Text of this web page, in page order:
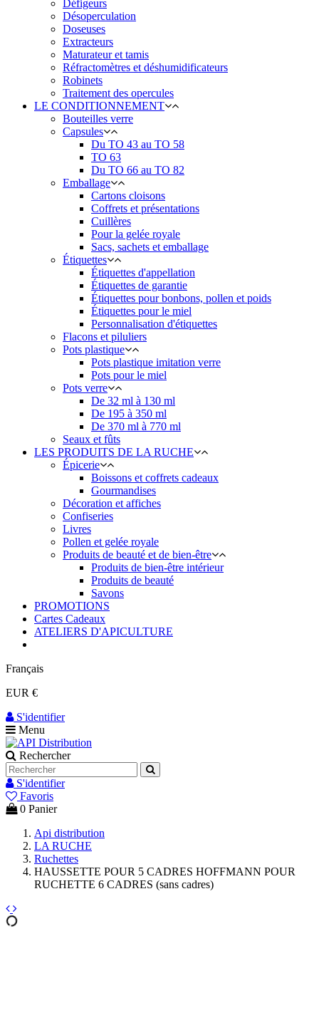
Défigeurs
Désoperculation
Doseuses
Extracteurs
Maturateur et tamis
Réfractomètres et déshumidificateurs
Robinets
Traitement des opercules
LE CONDITIONNEMENT
Bouteilles verre
Capsules
Du TO 43 au TO 58
TO 63
Du TO 66 au TO 82
Emballage
Cartons cloisons
Coffrets et présentations
Cuillères
Pour la gelée royale
Sacs, sachets et emballage
Étiquettes
Étiquettes d'appellation
Étiquettes de garantie
Étiquettes pour bonbons, pollen et poids
Étiquettes pour le miel
Personnalisation d'étiquettes
Flacons et piluliers
Pots plastique
Pots plastique imitation verre
Pots pour le miel
Pots verre
De 32 ml à 130 ml
De 195 à 350 ml
De 370 ml à 770 ml
Seaux et fûts
LES PRODUITS DE LA RUCHE
Épicerie
Boissons et coffrets cadeaux
Gourmandises
Décoration et affiches
Confiseries
Livres
Pollen et gelée royale
Produits de beauté et de bien-être
Produits de bien-être intérieur
Produits de beauté
Savons
PROMOTIONS
Cartes Cadeaux
ATELIERS D'APICULTURE
Français
EUR €
S'identifier
Menu
Rechercher
S'identifier
Favoris
0 Panier
Api distribution
LA RUCHE
Ruchettes
HAUSSETTE POUR 5 CADRES HOFFMANN POUR
RUCHETTE 6 CADRES (sans cadres)